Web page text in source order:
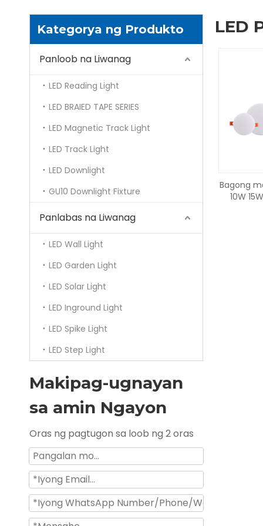
Kategorya ng Produkto
Panloob na Liwanag
LED Reading Light
LED BRAIED TAPE SERIES
LED Magnetic Track Light
LED Track Light
LED Downlight
GU10 Downlight Fixture
Panlabas na Liwanag
LED Wall Light
LED Garden Light
LED Solar Light
LED Inground Light
LED Spike Light
LED Step Light
Makipag-ugnayan
sa amin Ngayon
Oras ng pagtugon sa loob ng 2 oras
LED
Bagong
10W